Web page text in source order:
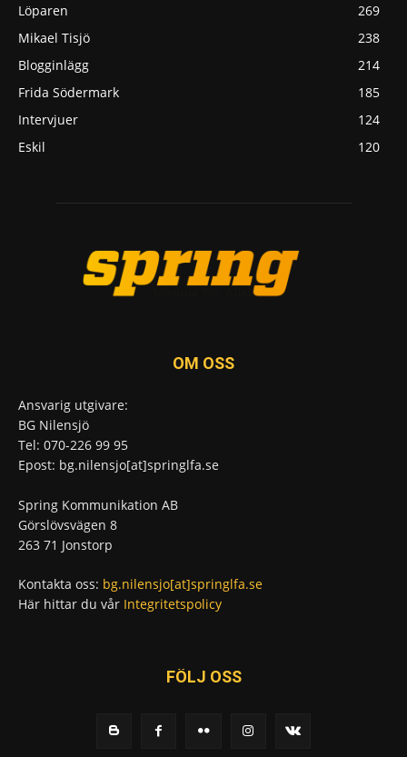
Löparen
269
Mikael Tisjö
238
Blogginlägg
214
Frida Södermark
185
Intervjuer
124
Eskil
120
OM OSS
Ansvarig utgivare:
BG Nilensjö
Tel: 070-226 99 95
Epost: bg.nilensjo[at]springlfa.se
Spring Kommunikation AB
Görslövsvägen 8
263 71 Jonstorp
Kontakta oss: bg.nilensjo[at]springlfa.se
Här hittar du vår Integritetspolicy
FÖLJ OSS